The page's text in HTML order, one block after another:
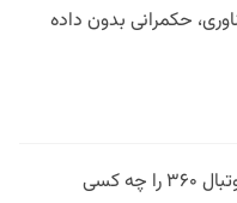
حکمرانی بدون داده
فیلتر در وقت اضافه؛ فوتبال ۳۶۰ را چه کسی